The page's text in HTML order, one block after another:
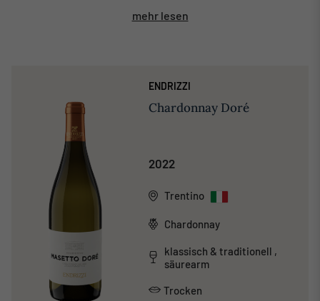
mehr lesen
ENDRIZZI
Chardonnay Doré
2022
Trentino
Chardonnay
klassisch & traditionell ,
säurearm
Trocken